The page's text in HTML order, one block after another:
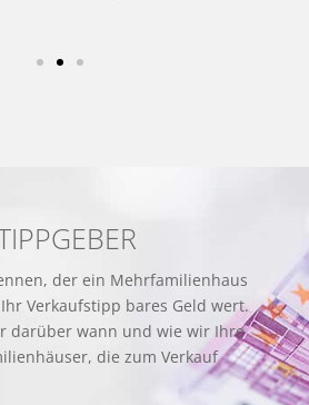
der ein Mehrfamilienhaus
Verkaufstipp bares Geld wert.
darüber wann und wie wir Ihre
die zum Verkauf